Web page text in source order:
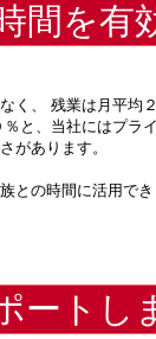
間を有
く、 残業は月平均
と、当社にはプラ
があります。
との時間に活用でき
ートし